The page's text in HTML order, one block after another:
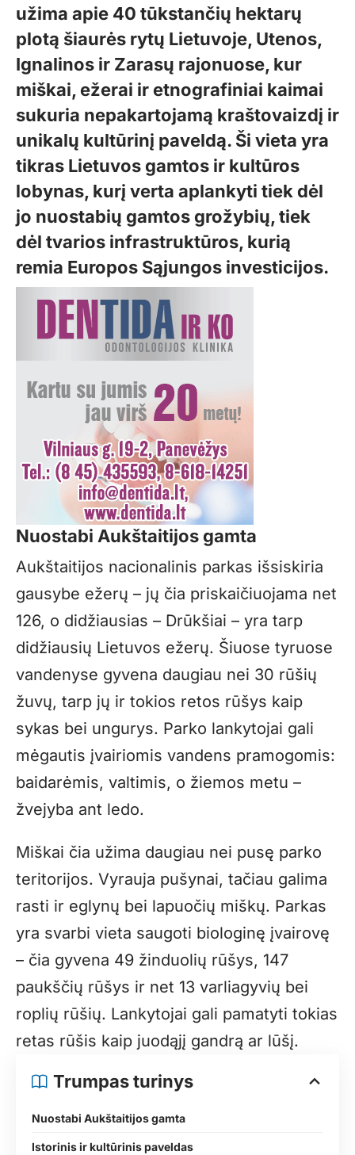
užima apie 40 tūkstančių hektarų
plotą šiaurės rytų Lietuvoje, Utenos,
Ignalinos ir Zarasų rajonuose, kur
miškai, ežerai ir etnografiniai kaimai
sukuria nepakartojamą kraštovaizdį ir
unikalų kultūrinį paveldą. Ši vieta yra
tikras Lietuvos gamtos ir kultūros
lobynas, kurį verta aplankyti tiek dėl
jo nuostabių gamtos grožybių, tiek
dėl tvarios infrastruktūros, kurią
remia Europos Sąjungos investicijos.
Nuostabi Aukštaitijos gamta
Aukštaitijos nacionalinis parkas išsiskiria
gausybe ežerų – jų čia priskaičiuojama net
126, o didžiausias – Drūkšiai – yra tarp
didžiausių Lietuvos ežerų. Šiuose tyruose
vandenyse gyvena daugiau nei 30 rūšių
žuvų, tarp jų ir tokios retos rūšys kaip
sykas bei ungurys. Parko lankytojai gali
mėgautis įvairiomis vandens pramogomis:
baidarėmis, valtimis, o žiemos metu –
žvejyba ant ledo.
Miškai čia užima daugiau nei pusę parko
teritorijos. Vyrauja pušynai, tačiau galima
rasti ir eglynų bei lapuočių miškų. Parkas
yra svarbi vieta saugoti biologinę įvairovę
– čia gyvena 49 žinduolių rūšys, 147
paukščių rūšys ir net 13 varliagyvių bei
roplių rūšių. Lankytojai gali pamatyti tokias
retas rūšis kaip juodąjį gandrą ar lūšį.
Trumpas turinys
Nuostabi Aukštaitijos gamta
Istorinis ir kultūrinis paveldas